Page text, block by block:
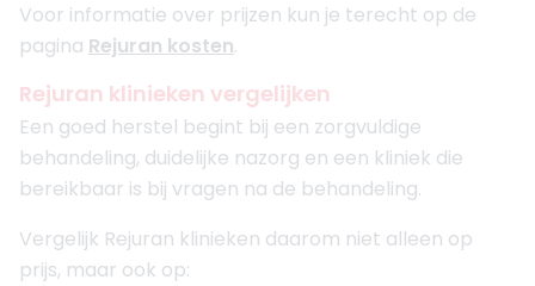
Voor informatie over prijzen kun je terecht op de
pagina Rejuran kosten.
Rejuran klinieken vergelijken
Een goed herstel begint bij een zorgvuldige
behandeling, duidelijke nazorg en een kliniek die
bereikbaar is bij vragen na de behandeling.
Vergelijk Rejuran klinieken daarom niet alleen op
prijs, maar ook op: